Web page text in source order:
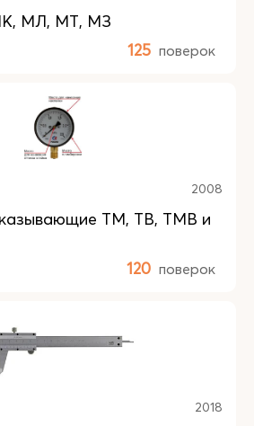
МЛ, МТ, МЗ
125 поверок
2008
ТМ, ТВ, ТМВ и
120 поверок
2018